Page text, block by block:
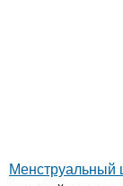
Менструальный